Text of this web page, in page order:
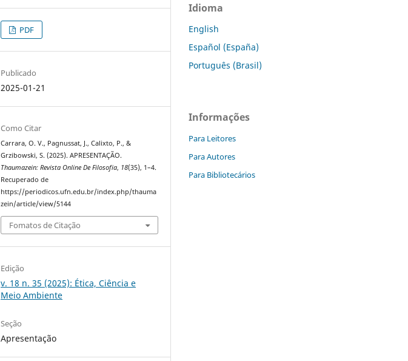
PDF
Publicado
2025-01-21
Como Citar
Carrara, O. V., Pagnussat, J., Calixto, P., &
Grzibowski, S. (2025). APRESENTAÇÃO.
Thaumazein: Revista Online De Filosofia, 18(35), 1–4.
Recuperado de
https://periodicos.ufn.edu.br/index.php/thauma
zein/article/view/5144
Fomatos de Citação
Edição
v. 18 n. 35 (2025): Ética, Ciência e
Meio Ambiente
Seção
Apresentação
Idioma
English
Español (España)
Português (Brasil)
Informações
Para Leitores
Para Autores
Para Bibliotecários